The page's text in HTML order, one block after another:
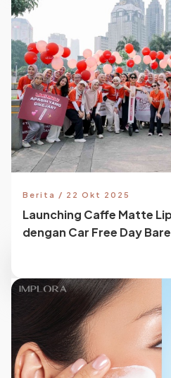
Berita / 22 Okt 2025
Launching Caffe Matte
dengan Car Free Day